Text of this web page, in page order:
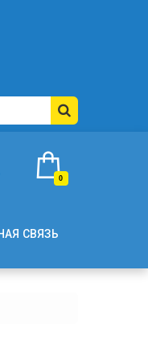
0
СВЯЗЬ